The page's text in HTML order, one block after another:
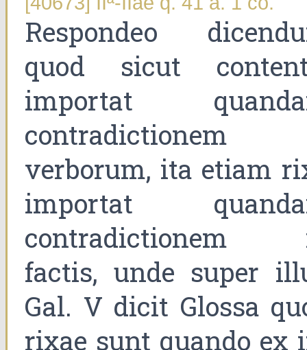
Respondeo
quod sicut
importat
contradictionem
verborum, ita etiam
importat
contradictionem
factis, unde super
Gal. V dicit Glossa
rixae sunt quando ex